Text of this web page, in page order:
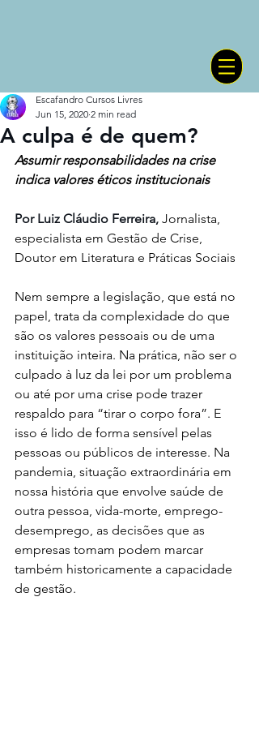
A culpa é de quem?
Escafandro Cursos Livres
Jun 15, 2020 2 min read
Assumir responsabilidades na crise
indica valores éticos institucionais
Por Luiz Cláudio Ferreira, Jornalista,
especialista em Gestão de Crise,
Doutor em Literatura e Práticas Sociais
Nem sempre a legislação, que está no
papel, trata da complexidade do que
são os valores pessoais ou de uma
instituição inteira. Na prática, não ser o
culpado à luz da lei por um problema
ou até por uma crise pode trazer
respaldo para “tirar o corpo fora”. E
isso é lido de forma sensível pelas
pessoas ou públicos de interesse. Na
pandemia, situação extraordinária em
nossa história que envolve saúde de
outra pessoa, vida-morte, emprego-
desemprego, as decisões que as
empresas tomam podem marcar
também historicamente a capacidade
de gestão.